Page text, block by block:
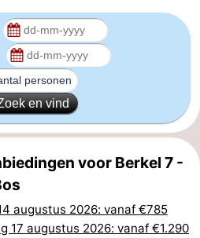
en vind
voor Berkel 7 -
augustus 2026: vanaf €785
17 augustus 2026: vanaf €1.290